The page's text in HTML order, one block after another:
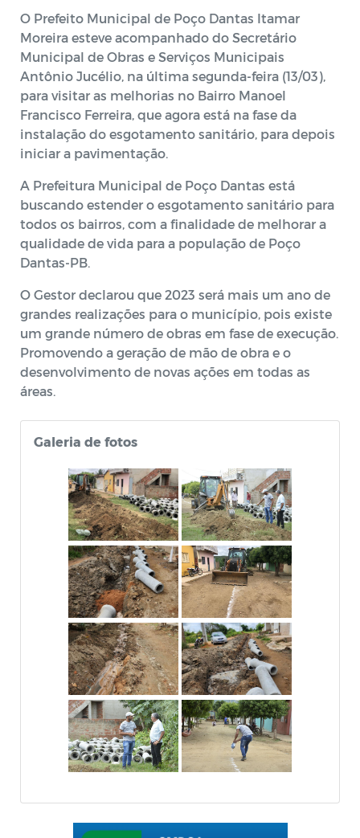
O Prefeito Municipal de Poço Dantas Itamar
Moreira esteve acompanhado do Secretário
Municipal de Obras e Serviços Municipais
Antônio Jucélio, na última segunda-feira (13/03),
para visitar as melhorias no Bairro Manoel
Francisco Ferreira, que agora está na fase da
instalação do esgotamento sanitário, para depois
iniciar a pavimentação.
A Prefeitura Municipal de Poço Dantas está
buscando estender o esgotamento sanitário para
todos os bairros, com a finalidade de melhorar a
qualidade de vida para a população de Poço
Dantas-PB.
O Gestor declarou que 2023 será mais um ano de
grandes realizações para o município, pois existe
um grande número de obras em fase de execução.
Promovendo a geração de mão de obra e o
desenvolvimento de novas ações em todas as
áreas.
Galeria de fotos